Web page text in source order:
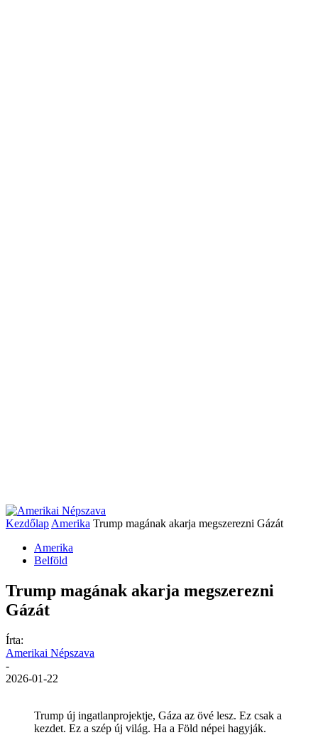
Kezdőlap Amerika Trump magának akarja megszerezni Gázát
Amerika
Belföld
Trump magának akarja megszerezni
Gázát
Írta:
Amerikai Népszava
-
2026-01-22
Trump új ingatlanprojektje, Gáza az övé lesz. Ez csak a
kezdet. Ez a szép új világ. Ha a Föld népei hagyják.